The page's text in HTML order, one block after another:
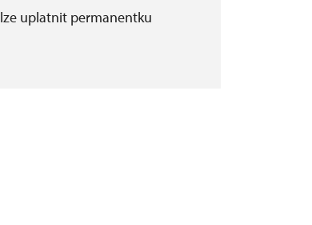
lze uplatnit permanentku